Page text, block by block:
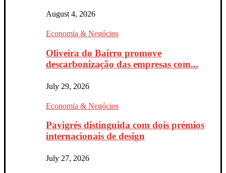
August 4, 2026
Economia & Negócios
Oliveira do Bairro promove
descarbonização das empresas com...
July 29, 2026
Economia & Negócios
Pavigrés distinguida com dois prémios
internacionais de design
July 27, 2026